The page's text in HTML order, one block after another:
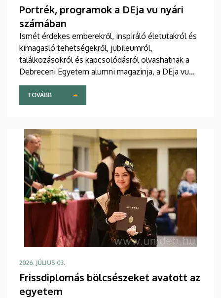
Portrék, programok a DEja vu nyári
számában
Ismét érdekes emberekről, inspiráló életutakról és
kimagasló tehetségekről, jubileumról,
találkozásokról és kapcsolódásról olvashatnak a
Debreceni Egyetem alumni magazinja, a DEja vu
most megjelent nyári lapszámában. Az újság
programokat is kínál, hiszen az intézmény minden
jelenlegi és egykori polgárát várja a Campus
Piknikre is.
TOVÁBB
2026. JÚLIUS 03.
Frissdiplomás bölcsészeket avatott az
egyetem